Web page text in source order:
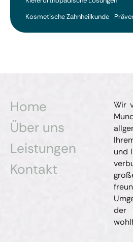
Kosmetische Zahnheilkunde
Home
Über uns
Leistungen
Kontakt
Wir
und
der